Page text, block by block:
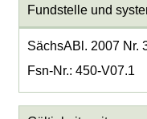
Fundstelle und
SächsABl. 2007 Nr.
Fsn-Nr.: 450-V07.1